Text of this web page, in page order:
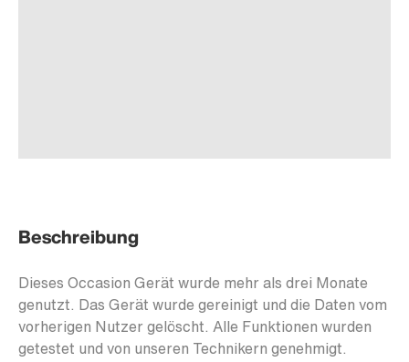
Beschreibung
Dieses Occasion Gerät wurde mehr als drei Monate
genutzt. Das Gerät wurde gereinigt und die Daten vom
vorherigen Nutzer gelöscht. Alle Funktionen wurden
getestet und von unseren Technikern genehmigt.